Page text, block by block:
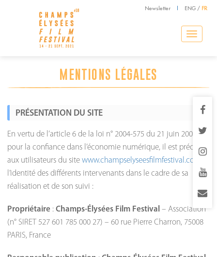
Newsletter ENG / FR
Toggle
navigation
MENTIONS LÉGALES
PRÉSENTATION DU SITE
En vertu de l’article 6 de la loi n° 2004-575 du 21 juin 2004
pour la confiance dans l’économie numérique, il est précisé
aux utilisateurs du site www.champselyseesfilmfestival.com
l’identité des différents intervenants dans le cadre de sa
réalisation et de son suivi :
Propriétaire : Champs-Élysées Film Festival – Association
(n° SIRET 527 601 785 000 27) – 60 rue Pierre Charron, 75008
PARIS, France